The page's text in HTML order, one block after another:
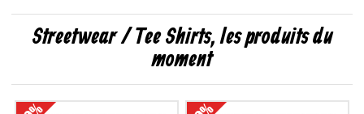
Streetwear / Tee Shirts, les produits du
moment